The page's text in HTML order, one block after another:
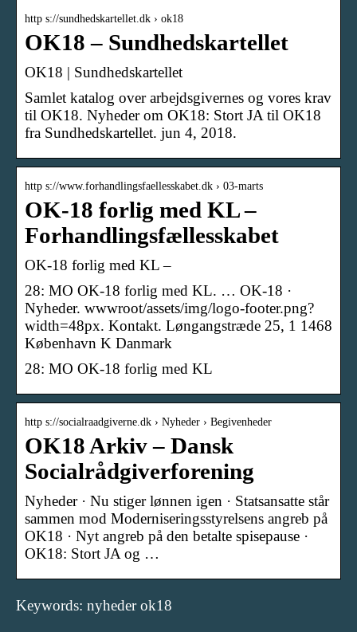
http s://sundhedskartellet.dk › ok18
OK18 – Sundhedskartellet
OK18 | Sundhedskartellet
Samlet katalog over arbejdsgivernes og vores krav
til OK18. Nyheder om OK18: Stort JA til OK18
fra Sundhedskartellet. jun 4, 2018.
http s://www.forhandlingsfaellesskabet.dk › 03-marts
OK-18 forlig med KL –
Forhandlingsfællesskabet
OK-18 forlig med KL –
28: MO OK-18 forlig med KL. … OK-18 ·
Nyheder. wwwroot/assets/img/logo-footer.png?
width=48px. Kontakt. Løngangstræde 25, 1 1468
København K Danmark
28: MO OK-18 forlig med KL
http s://socialraadgiverne.dk › Nyheder › Begivenheder
OK18 Arkiv – Dansk
Socialrådgiverforening
Nyheder · Nu stiger lønnen igen · Statsansatte står
sammen mod Moderniseringsstyrelsens angreb på
OK18 · Nyt angreb på den betalte spisepause ·
OK18: Stort JA og …
Keywords: nyheder ok18